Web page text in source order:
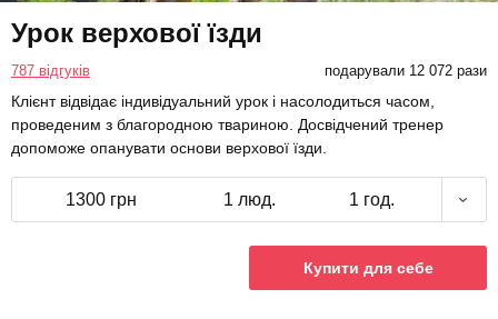
Урок верхової їзди
787 відгуків подарували 12 072 рази
Клієнт відвідає індивідуальний урок і насолодиться часом,
проведеним з благородною твариною. Досвідчений тренер
допоможе опанувати основи верхової їзди.
1300 грн 1 люд. 1 год.
Купити для себе